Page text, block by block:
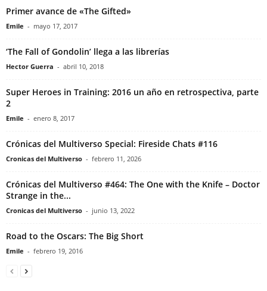
Primer avance de «The Gifted»
Emile - mayo 17, 2017
‘The Fall of Gondolin’ llega a las librerías
Hector Guerra - abril 10, 2018
Super Heroes in Training: 2016 un año en retrospectiva, parte
2
Emile - enero 8, 2017
Crónicas del Multiverso Special: Fireside Chats #116
Cronicas del Multiverso - febrero 11, 2026
Crónicas del Multiverso #464: The One with the Knife – Doctor
Strange in the...
Cronicas del Multiverso - junio 13, 2022
Road to the Oscars: The Big Short
Emile - febrero 19, 2016